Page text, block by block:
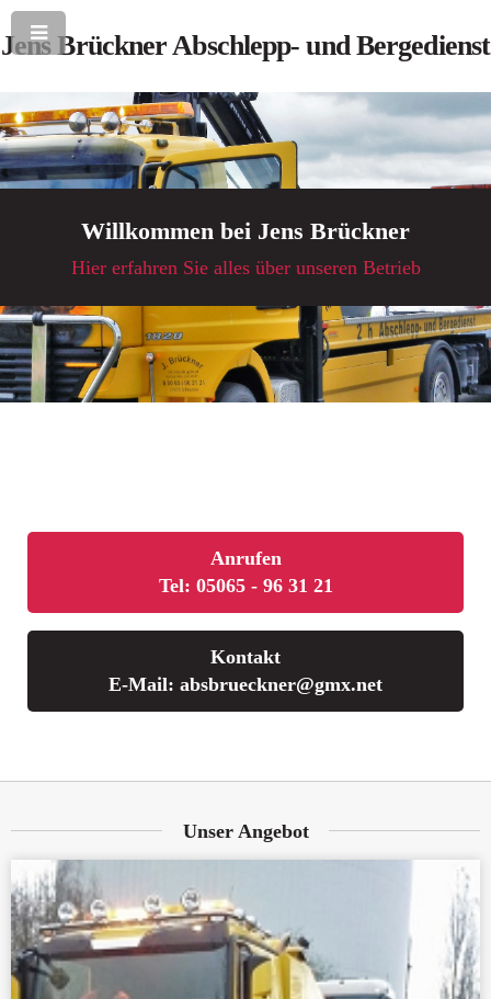
Jens Brückner Abschlepp- und Bergedienst
Willkommen bei Jens Brückner
Hier erfahren Sie alles über unseren Betrieb
Anrufen
Tel: 05065 - 96 31 21
Kontakt
E-Mail: absbrueckner@gmx.net
Unser Angebot